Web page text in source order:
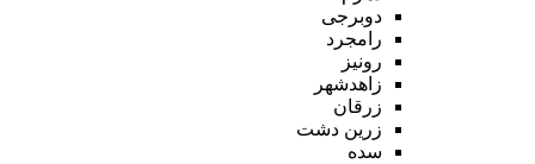
دوبرجی
رامجرد
رونیز
زاهدشهر
زرقان
زرین دشت
سده